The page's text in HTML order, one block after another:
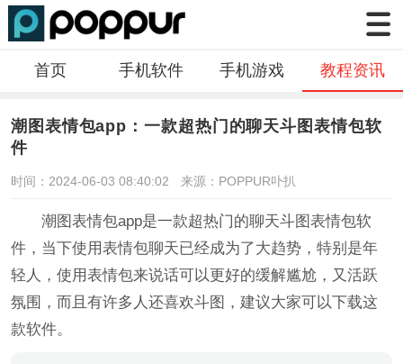
首页 手机软件 手机游戏 教程资讯
潮图表情包app：一款超热门的聊天斗图表情包软
件
时间：2024-06-03 08:40:02 来源：POPPUR卟扒
潮图表情包app是一款超热门的聊天斗图表情包软
件，当下使用表情包聊天已经成为了大趋势，特别是年
轻人，使用表情包来说话可以更好的缓解尴尬，又活跃
氛围，而且有许多人还喜欢斗图，建议大家可以下载这
款软件。